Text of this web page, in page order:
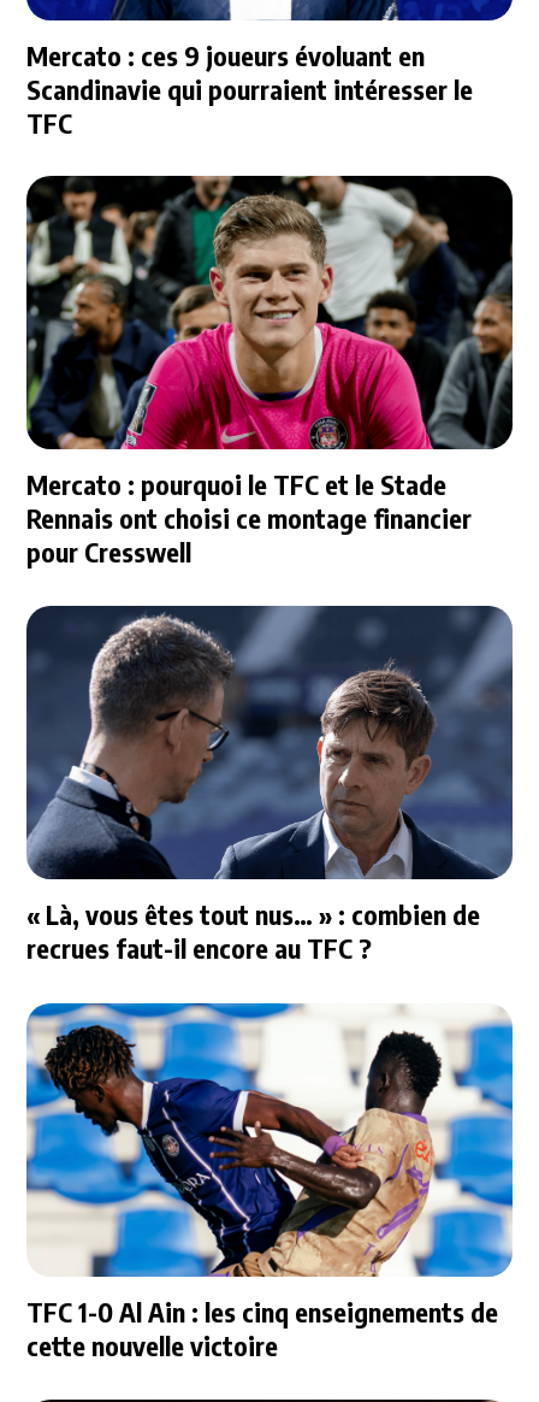
Mercato : ces 9 joueurs évoluant en
Scandinavie qui pourraient intéresser le
TFC
Mercato : pourquoi le TFC et le Stade
Rennais ont choisi ce montage financier
pour Cresswell
« Là, vous êtes tout nus… » : combien de
recrues faut-il encore au TFC ?
TFC 1-0 Al Ain : les cinq enseignements de
cette nouvelle victoire